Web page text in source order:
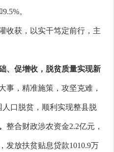
。
收获，以实干笃定前行，主
、促增收，脱贫质量实现新
事，精准施策，攻坚克难，
人口脱贫，顺利实现整县脱
整合财政涉农资金2.2亿元，
发放扶贫贴息贷款1010.9万